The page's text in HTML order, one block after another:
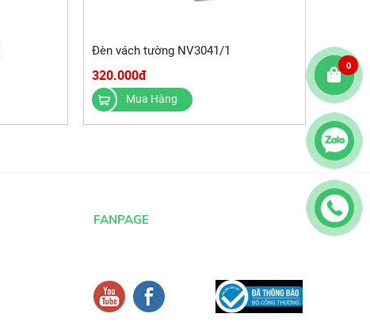
Đèn vách tường NV3041/1
320.000đ
Mua Hàng
FANPAGE
0